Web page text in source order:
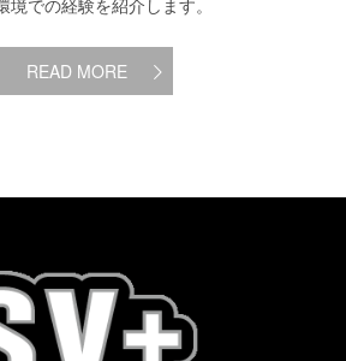
での経験を紹介します。
READ MORE